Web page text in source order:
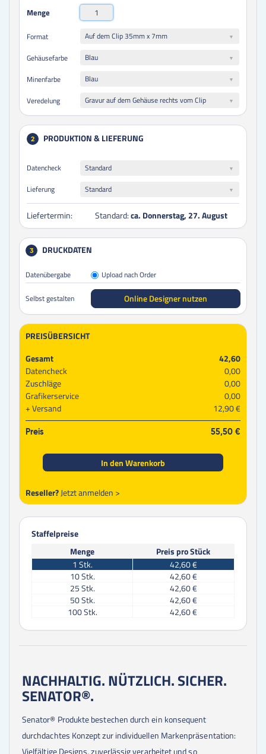
Menge
Format
Auf dem Clip 35mm x 7mm
Gehäusefarbe
Blau
Minenfarbe
Blau
Veredelung
Gravur auf dem Gehäuse rechts vom Clip
2 PRODUKTION & LIEFERUNG
Datencheck
Standard
Lieferung
Standard
Liefertermin: Standard:ca. Donnerstag, 27. August
3 DRUCKDATEN
Datenübergabe Upload nach Order
Selbst gestalten Online Designer nutzen
PREISÜBERSICHT
Gesamt
42,60
Datencheck
0,00
Zuschläge
0,00
Grafikerservice
0,00
Versand
12,90 €
Preis 55,50 €
In den Warenkorb
Reseller?Jetzt anmelden >
Staffelpreise
Menge
Preis pro Stück
1 Stk.
42,60 €
10Stk.
42,60 €
25Stk.
42,60 €
50Stk.
42,60 €
100Stk. 42,60 €
NACHHALTIG. NÜTZLICH. SICHER.
SENATOR®.
Senator® Produkte bestechen durch ein konsequent
durchdachtes Konzept zur individuellen Markenpräsentation:
Vielfältige Designs, zuverlässig verarbeitet und so